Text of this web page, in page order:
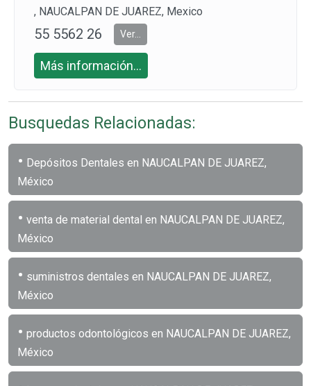
, NAUCALPAN DE JUAREZ, Mexico
55 5562 26
60
Ver...
Más información...
Busquedas Relacionadas:
• Depósitos Dentales en NAUCALPAN DE JUAREZ,
México
• venta de material dental en NAUCALPAN DE JUAREZ,
México
• suministros dentales en NAUCALPAN DE JUAREZ,
México
• productos odontológicos en NAUCALPAN DE JUAREZ,
México